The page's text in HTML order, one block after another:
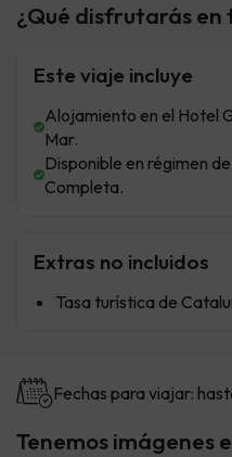
¿Qué disfrutarás en
Este viaje incluye
Alojamiento en el Hotel
Mar.
Disponible en régimen
Completa.
Extras no incluidos
Tasa turística de
Fechas para viajar:
Tenemos imágenes